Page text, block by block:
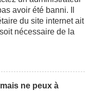
avoir été banni. Il
du site internet ait
nécessaire de la
ne peux à